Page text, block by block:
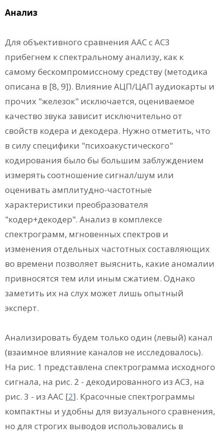
Анализ
Для объективного сравнения ААС с АС3
прибегнем к спектральному анализу, как к
самому бескомпромиссному средству (методика
описана в [8, 9]). Влияние АЦП/ЦАП аудиокарты и
прочих "железок" исключается, оцениваемое
качество звука зависит исключительно от
свойств кодера и декодера. Нужно отметить, что
в силу специфики "психоакустического"
кодирования было бы большим заблуждением
измерять соотношение сигнал/шум или
оценивать амплитудно-частотные
характеристики преобразователя
"кодер+декодер". Анализ в комплексе
спектрограмм, мгновенных спектров и
изменения отдельных частотных составляющих
во времени позволяет выяснить, какие аномалии
привносятся тем или иным сжатием. Однако
заметить их на слух может лишь опытный
эксперт.
Анализировать будем только один (левый) канал
(взаимное влияние каналов не исследовалось).
На рис. 1 представлена спектрограмма исходного
сигнала, на рис. 2 - декодированного из АС3, на
рис. 3 - из ААС [2]. Красочные спектрограммы
компактны и удобны для визуального сравнения,
но для строгих выводов использовались в